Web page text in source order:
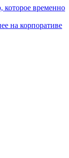
которое временно
на корпоративе